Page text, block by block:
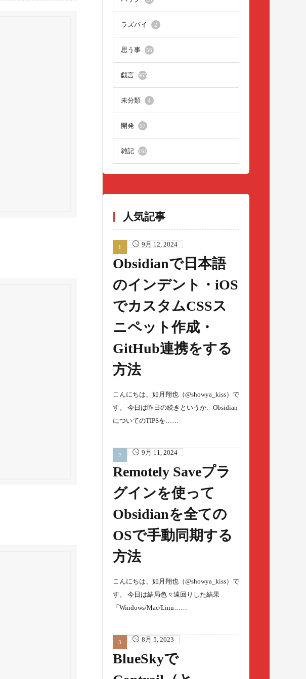
ラズパイ 2
思う事 56
戯言 965
未分類 4
開発 17
雑記 161
人気記事
9月 12, 2024
Obsidianで日本語
のインデント・iOS
でカスタムCSSス
ニペット作成・
GitHub連携をする
方法
こんにちは、如月翔也（@showya_kiss）で
す。 今日は昨日の続きというか、Obsidian
についてのTIPSを……
9月 11, 2024
Remotely Saveプラ
グインを使って
Obsidianを全ての
OSで手動同期する
方法
こんにちは、如月翔也（@showya_kiss）で
す。 今日は結局色々遠回りした結果
「Windows/Mac/Linu……
8月 5, 2023
BlueSkyで